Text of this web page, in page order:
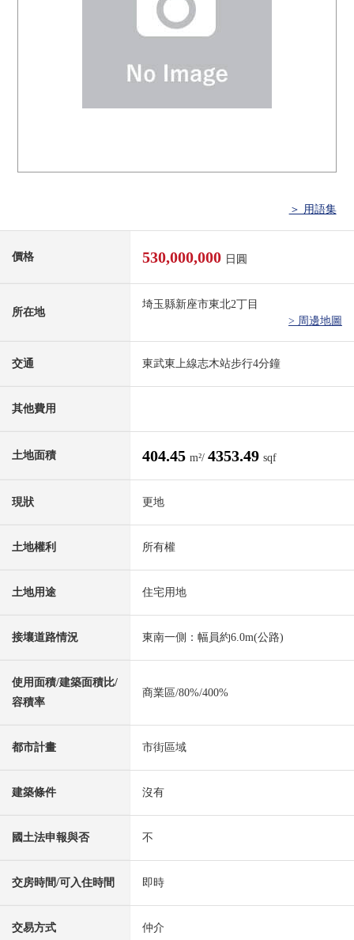
＞ 用語集
價格 530,000,000 日圓
所在地
埼玉縣新座市東北2丁目
> 周邊地圖
交通 東武東上線志木站步行4分鐘
其他費用
土地面積 404.45 m²/ 4353.49 sqf
現狀 更地
土地權利 所有權
土地用途 住宅用地
接壤道路情況 東南一側：幅員約6.0m(公路)
使用面積/建築面積比/
容積率
商業區/80%/400%
都市計畫 市街區域
建築條件 沒有
國土法申報與否 不
交房時間/可入住時間 即時
交易方式 仲介